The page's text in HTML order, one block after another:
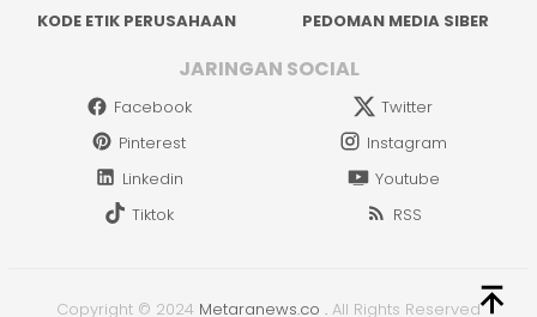
KODE ETIK PERUSAHAAN
PEDOMAN MEDIA SIBER
JARINGAN SOCIAL
Facebook
Twitter
Pinterest
Instagram
Linkedin
Youtube
Tiktok
RSS
Copyright © 2024 Metaranews.co . All Rights Reserved